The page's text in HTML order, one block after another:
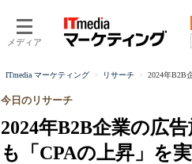
メディア
ITmedia マーケティング リサーチ 2024年B2B
2024年B2B企業の広
も「CPAの上昇」を
今日のリサーチ